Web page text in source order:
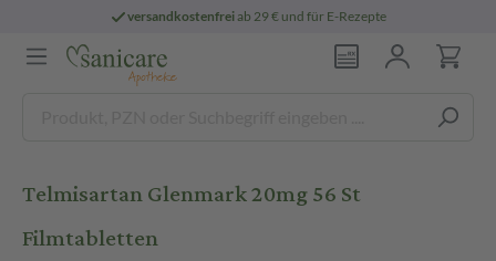
versandkostenfreiab 29 € und für E-Rezepte
Telmisartan Glenmark 20mg 56 St
Filmtabletten